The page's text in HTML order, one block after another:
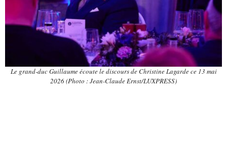
Le grand-duc Guillaume écoute le discours de Christine Lagarde ce 13 mai
2026 (Photo : Jean-Claude Ernst/LUXPRESS)